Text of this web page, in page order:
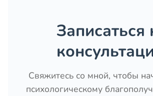
Записаться
Свяжитесь со мной, чтобы
психологическому